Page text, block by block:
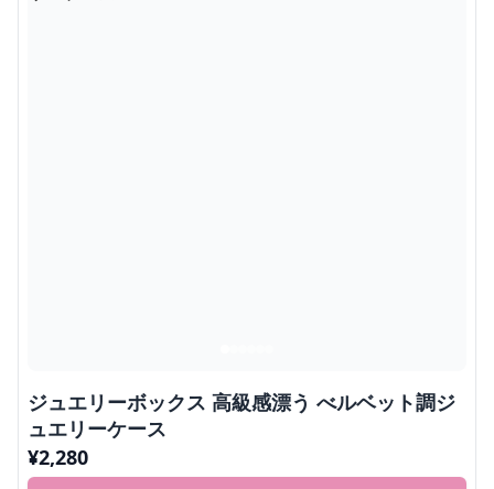
ジュエリーボックス 高級感漂う べルベット調ジ
ュエリーケース
¥2,280